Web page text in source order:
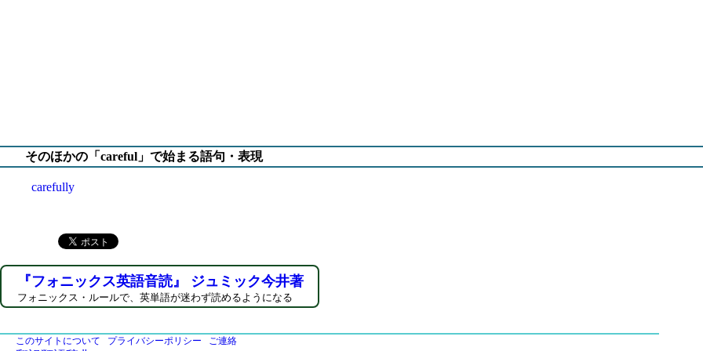
そのほかの「careful」で始まる語句・表現
carefully
『フォニックス英語音読』 ジュミック今井著
フォニックス・ルールで、英単語が迷わず読めるようになる
このサイトについて プライバシーポリシー ご連絡